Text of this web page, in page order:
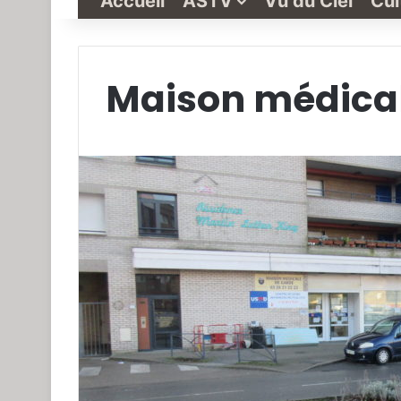
Maison
Grande-
du
Ciel »
N°1
3 janvier 2022
Grande-Synthe « Vu
N°1